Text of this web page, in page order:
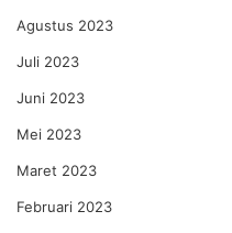
Agustus 2023
Juli 2023
Juni 2023
Mei 2023
Maret 2023
Februari 2023